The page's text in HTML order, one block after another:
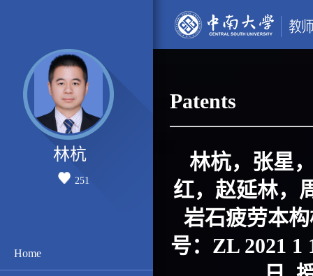
林杭
251
Home
Patents
林杭，张星
红，赵延林，
岩石疲劳本
号：ZL 2021 1